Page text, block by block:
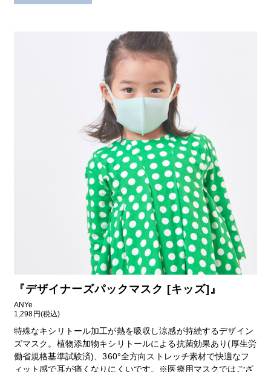
『デザイナーズパックマスク [キッズ] 』
ANYe
1,298円(税込)
特殊なキシリトール加工が熱を吸収し涼感が持続するデザイン
ズマスク。植物添加物キシリトールによる抗菌効果あり(厚生労
働省規格基準試験済)、360°全方向ストレッチ素材で快適なフ
ィット感で耳が痛くなりにくいです。※医療用マスクではござ